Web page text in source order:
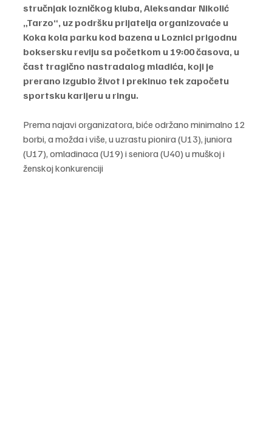
stručnjak lozničkog kluba, Aleksandar Nikolić
„Tarzo“, uz podršku prijatelja organizovaće u
Koka kola parku kod bazena u Loznici prigodnu
boksersku reviju sa početkom u 19:00 časova, u
čast tragično nastradalog mladića, koji je
prerano izgubio život i prekinuo tek započetu
sportsku karijeru u ringu.
Prema najavi organizatora, biće održano minimalno 12
borbi, a možda i više, u uzrastu pionira (U13), juniora
(U17), omladinaca (U19) i seniora (U40) u muškoj i
ženskoj konkurenciji